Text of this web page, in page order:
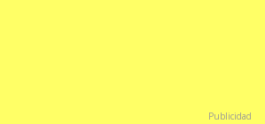
Publicidad